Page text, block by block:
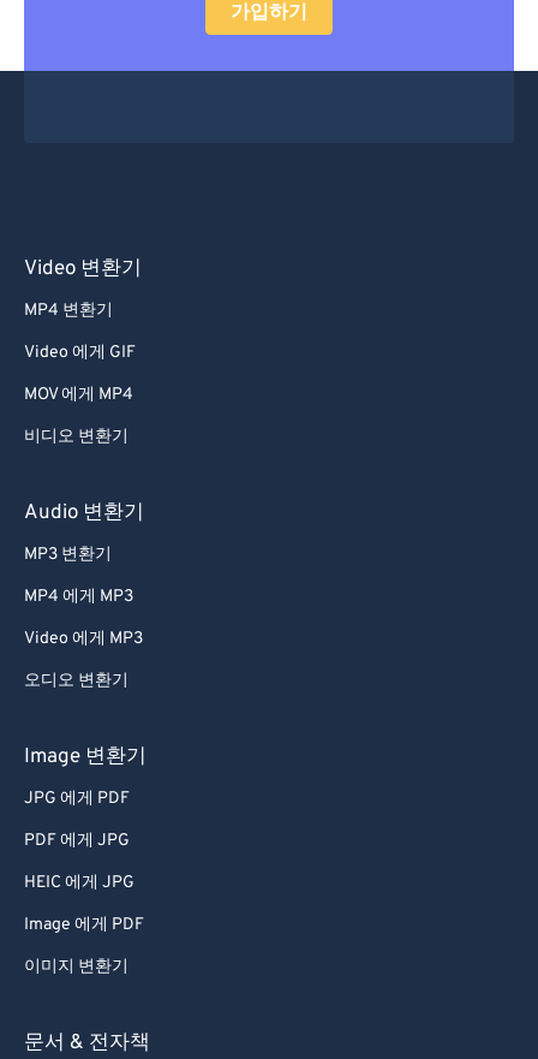
가입하기
Video 변환기
MP4 변환기
Video 에게 GIF
MOV 에게 MP4
비디오 변환기
Audio 변환기
MP3 변환기
MP4 에게 MP3
Video 에게 MP3
오디오 변환기
Image 변환기
JPG 에게 PDF
PDF 에게 JPG
HEIC 에게 JPG
Image 에게 PDF
이미지 변환기
문서 & 전자책